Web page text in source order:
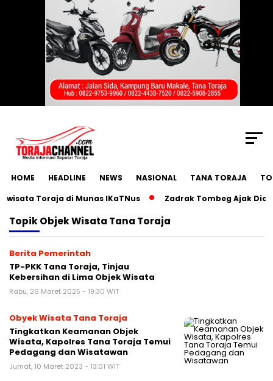
HOME HEADLINE NEWS NASIONAL TANA TORAJA
Toraja di Munas IKaTNus
Zadrak Tombeg Ajak
TopikObjek Wisata Tana Toraja
Berita Pemerintah
TP-PKK Tana Toraja, Tinjau
Kebersihan di Lima Objek Wisata
Rabu, 26 Maret 2025 - 19:30 WIT
Obyek Wisata Tana Toraja
Tingkatkan Keamanan Objek
Wisata, Kapolres Tana Toraja Temui
Pedagang dan Wisatawan
Jumat, 10 Maret 2023 - 13:01 WIT